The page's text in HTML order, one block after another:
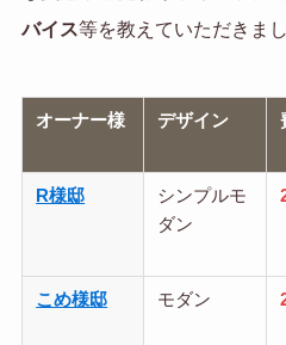
バイス等を教えていただきまし
オーナー様 デザイン
R様邸
シンプルモ
ダン
こめ様邸 モダン